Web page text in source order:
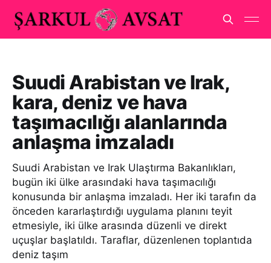
Suudi Arabistan ve Irak,
kara, deniz ve hava
taşımacılığı alanlarında
anlaşma imzaladı
Suudi Arabistan ve Irak Ulaştırma Bakanlıkları,
bugün iki ülke arasındaki hava taşımacılığı
konusunda bir anlaşma imzaladı. Her iki tarafın da
önceden kararlaştırdığı uygulama planını teyit
etmesiyle, iki ülke arasında düzenli ve direkt
uçuşlar başlatıldı. Taraflar, düzenlenen toplantıda
deniz taşım